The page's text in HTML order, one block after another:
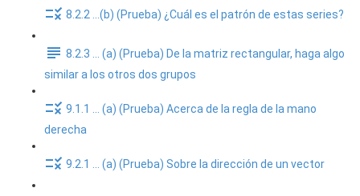
8.2.2 ...(b) (Prueba) ¿Cuál es el patrón de estas series?
8.2.3 ... (a) (Prueba) De la matriz rectangular, haga algo
similar a los otros dos grupos
9.1.1 ... (a) (Prueba) Acerca de la regla de la mano
derecha
9.2.1 ... (a) (Prueba) Sobre la dirección de un vector